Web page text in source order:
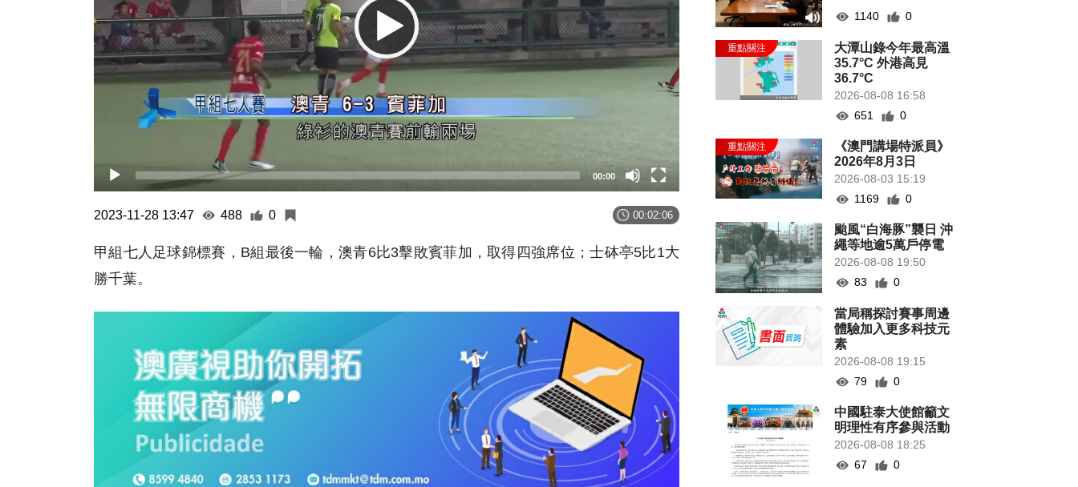
00:00
2023-11-28 13:47 488 0 00:02:06
甲組七人足球錦標賽，B組最後一輪，澳青6比3擊敗賓菲加，取得四強席位；士砵亭5比1大
勝千葉。
1140
0
大潭山錄今年最高溫
35.7°C 外港高見
36.7°C
2026-08-08 16:58
651
0
《澳門講場特派員》
2026年8月3日
2026-08-03 15:19
1169
0
颱風“白海豚”襲日 沖
繩等地逾5萬戶停電
2026-08-08 19:50
83
0
當局稱探討賽事周邊
體驗加入更多科技元
素
2026-08-08 19:15
79
0
中國駐泰大使館籲文
明理性有序參與活動
2026-08-08 18:25
67
0